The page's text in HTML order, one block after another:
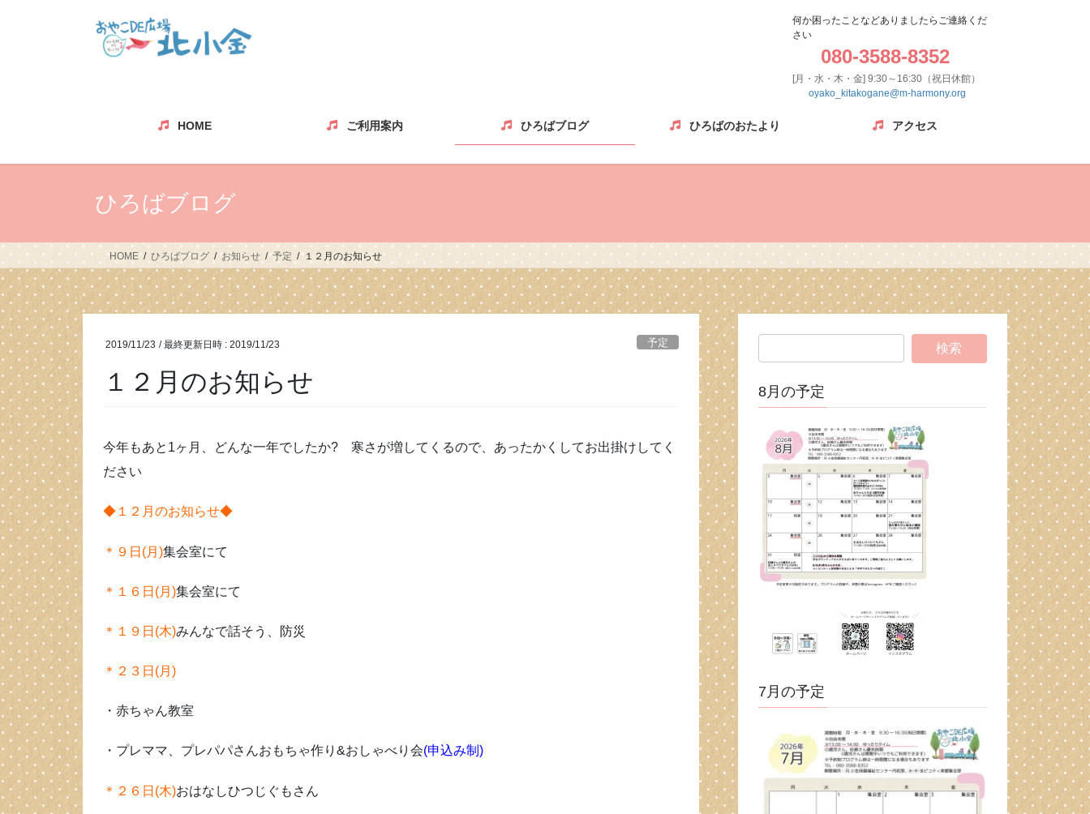
ッ
移
何か困ったことなどありましたらご連絡くだ
さい
080-3588-8352
[月・水・木・金] 9:30～16:30（祝日休館）
oyako_kitakogane@m-harmony.org
HOME ご利用案内 ひろばブログ ひろばのおたより アクセス
ひろばブログ
HOME ひろばブログ お知らせ 予定 １２月のお知らせ
2019/11/23 / 最終更新日時 : 2019/11/23 予定
１２月のお知らせ
今年もあと1ヶ月、どんな一年でしたか? 寒さが増してくるので、あったかくしてお出掛けしてく
ださい
◆１２月のお知らせ◆
＊９日(月)集会室にて
＊１６日(月)集会室にて
＊１９日(木)みんなで話そう、防災
＊２３日(月)
・赤ちゃん教室
・プレママ、プレパパさんおもちゃ作り&おしゃべり会(申込み制)
＊２６日(木)おはなしひつじぐもさん
8月の予定
7月の予定